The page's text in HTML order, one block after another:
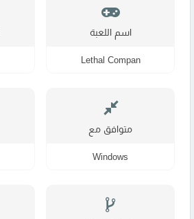
اسم اللعبة
Lethal Compan
متوافق مع
Windows